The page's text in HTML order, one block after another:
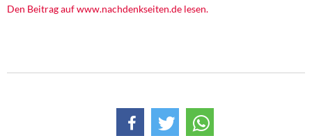
Rosa-Luxemburg-Stiftung
Den Beitrag auf www.nachdenkseiten.de lesen.